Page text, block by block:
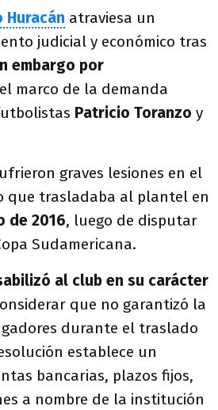
Huracán atraviesa un
judicial y económico tras
embargo por
marco de la demanda
Patricio Toranzo y
graves lesiones en el
que trasladaba al plantel en
de 2016, luego de disputar
Sudamericana.
al club en su carácter
que no garantizó la
durante el traslado
establece un
bancarias, plazos fijos,
a nombre de la institución